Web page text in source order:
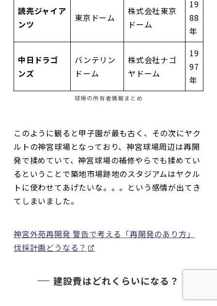
読売ジャイア
ンツ
東京ドーム
株式会社東京
ドーム
19
88
年
中日ドラゴ
ンズ
バンテリン
ドーム
株式会社ナゴ
ヤドーム
19
97
年
球場の所有者情報まとめ
このように観ると甲子園が最も古く、その次にヤク
ルトの神宮球場となっており、神宮球場周辺は再開
発で揉めていて、神宮球場の補修やらでも揉めてい
るということで築地市場跡地のスタジアムはヤクル
トに使わせてあげたいな。。。という感情が出てき
てしまいました。
神宮外苑再開発 警告で考える「再開発のあり方」
伐採計画どうなる？
建設費はどれくらいになる？